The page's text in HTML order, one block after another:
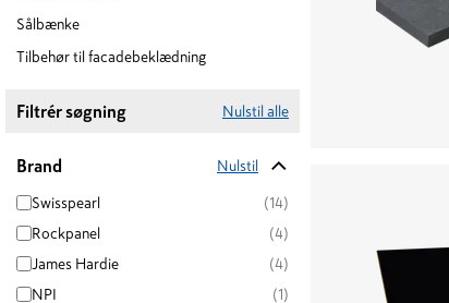
Sålbænke
Tilbehør til facadebeklædning
Filtrér søgning Nulstil alle
Brand Nulstil
Swisspearl
(14)
Rockpanel
(4)
James Hardie
(4)
NPI
(1)